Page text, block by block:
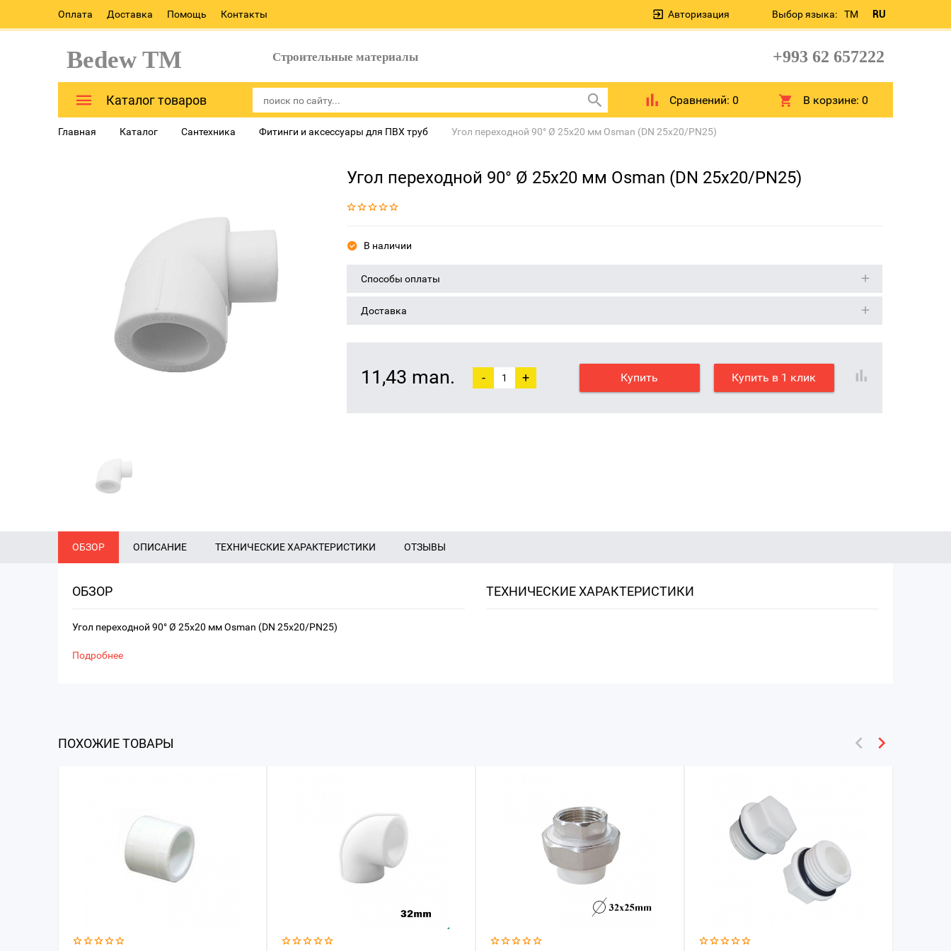
Оплата Доставка Помощь Контакты Выбор языка: TM RU
Авторизация
Bedew TM Строительные материалы +993 62 657222
Каталог товаров Сравнений: 0 В корзине:0
Главная Каталог Сантехника Фитинги и аксессуары для ПВХ труб Угол переходной 90° Ø 25x20 мм Osman (DN 25x20/PN25)
Угол переходной 90° Ø 25x20 мм Osman (DN 25x20/PN25)
В наличии
Способы оплаты
Доставка
11,43 man. - + Купить Купить в 1 клик
ОБЗОР ОПИСАНИЕ ТЕХНИЧЕСКИЕ ХАРАКТЕРИСТИКИ ОТЗЫВЫ
ОБЗОР
Угол переходной 90° Ø 25x20 мм Osman (DN 25x20/PN25)
Подробнее
ТЕХНИЧЕСКИЕ ХАРАКТЕРИСТИКИ
ПОХОЖИЕ ТОВАРЫ